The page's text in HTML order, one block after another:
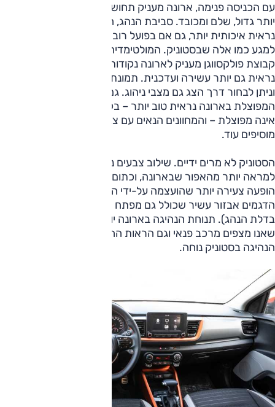
עם הכניסה פנימה, ארונה מעניק תחושה שהוא "יותר אוטו": קצת
יותר גדול, שלם ומכובד. סביבת הנהג, הדומה לזו שבאיביזה,
נראית איכותית יותר, גם אם בפועל רוב משטחי הפלסטיק קשיחים
למגע כמו אלה שבסטוניק. המולטימדיה החדש והמאוד נאה של
קבוצת פולקסווגן מעניק לארונה נקודות זכות בסביבת הנהג, וזו
נראית גם יותר עשירה ועדכנית. תמונת המצלמה איכותית יותר
וניתן לבחור דרך הצג גם מצבי ניהוג. גם בקרת האקלים
המפוצלת בארונה נראית טוב יותר – בקרת האקלים בסטוניק
אינה מפוצלת – והמחוונים הנאים עם צג המידע המאוד מפורט
מוסיפים עוד.
הסטוניק לא מרים ידיים. שילוב צבעים נאה בסביבת הנהג מושך
למראה יותר מהאפור שבארונה, וכתום, שחור פסנתר ואפור יצרו
הופעה צעירה יותר שהועצמה על-ידי הריפוד הצבעוני. בשני
הדגמים אבזור עשיר שכולל גם מפתח חכם (הפועל בארונה רק
בדלת הנהג). תנוחת הנהיגה בארונה יותר גבוהה וקרובה למה
שאנו מצפים מרכב פנאי וגם הראות החוצה עדיפה, ועדיין תנוחת
הנהיגה בסטוניק נוחה.